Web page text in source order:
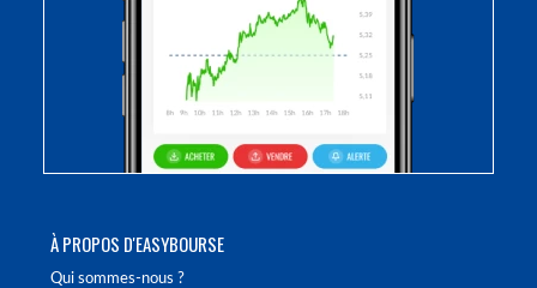
À PROPOS D'EASYBOURSE
Qui sommes-nous ?